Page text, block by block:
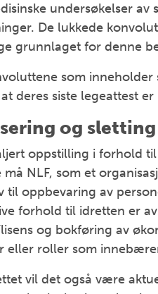
undersøkelser
De lukkede
grunnlaget for denne
som
deres siste legeattest
og sletting
oppstilling i forhold
må NLF, som et
til oppbevaring av
forhold til idretten er
og bokføring av
eller roller som
vil det også være